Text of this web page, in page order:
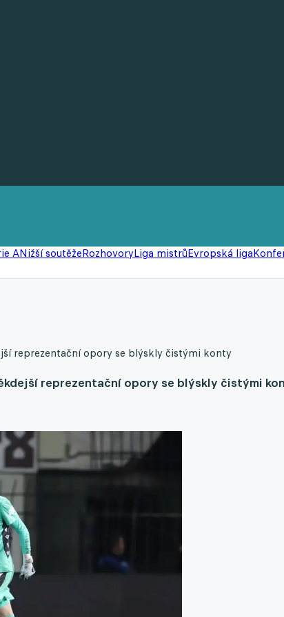
ANižší soutěžeRozhovoryLiga mistrůEvropská liga
reprezentační opory se blýskly čistými konty
reprezentační opory se blýskly čistými